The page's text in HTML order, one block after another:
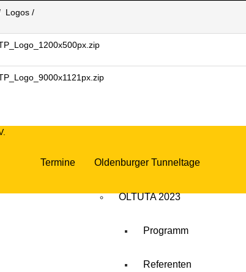
Logos /
Termine Oldenburger Tunneltage
OLTUTA 2023
Programm
Referenten